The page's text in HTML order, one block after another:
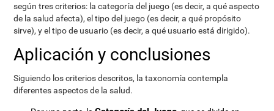
según tres criterios: la categoría del juego (es decir, a qué aspecto
de la salud afecta), el tipo del juego (es decir, a qué propósito
sirve), y el tipo de usuario (es decir, a qué usuario está dirigido).
Aplicación y conclusiones
Siguiendo los criterios descritos, la taxonomía contempla
diferentes aspectos de la salud.